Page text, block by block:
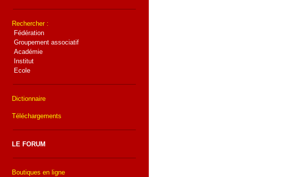
Rechercher :
Fédération
Groupement associatif
Académie
Institut
Ecole
Dictionnaire
Téléchargements
LE FORUM
Boutiques en ligne